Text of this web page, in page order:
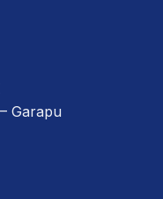
Garapu